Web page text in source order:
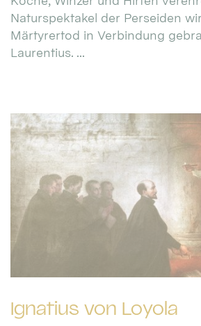
Naturspektakel der Perseiden
Märtyrertod in Verbindung
Laurentius. ...
Ignatius von Loyola